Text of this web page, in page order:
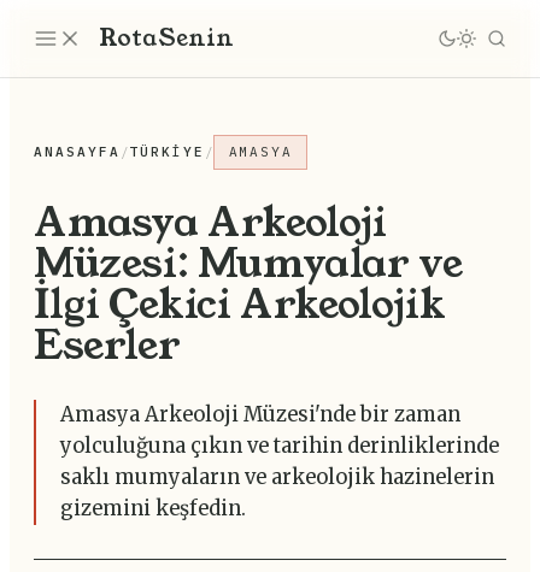
RotaSenin
ANASAYFA /TÜRKIYE / AMASYA
Amasya Arkeoloji
Müzesi: Mumyalar ve
İlgi Çekici Arkeolojik
Eserler
Amasya Arkeoloji Müzesi'nde bir zaman
yolculuğuna çıkın ve tarihin derinliklerinde
saklı mumyaların ve arkeolojik hazinelerin
gizemini keşfedin.